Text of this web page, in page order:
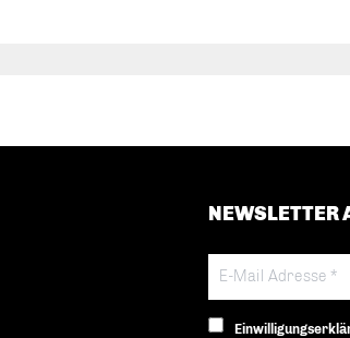
NEWSLETTER